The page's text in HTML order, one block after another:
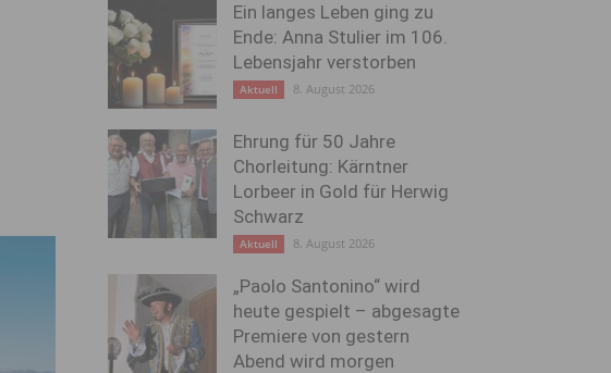
Ein langes Leben ging zu
Ende: Anna Stulier im 106.
Lebensjahr verstorben
Aktuell 8. August 2026
Ehrung für 50 Jahre
Chorleitung: Kärntner
Lorbeer in Gold für Herwig
Schwarz
Aktuell 8. August 2026
„Paolo Santonino“ wird
heute gespielt – abgesagte
Premiere von gestern
Abend wird morgen